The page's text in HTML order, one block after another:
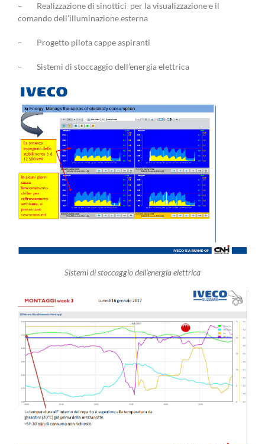
– Realizzazione di sinottici per la visualizzazione e il
comando dell’illuminazione esterna
– Progetto pilota cappe aspiranti
– Sistemi di stoccaggio dell’energia elettrica
Sistemi di stoccaggio dell’energia elettrica